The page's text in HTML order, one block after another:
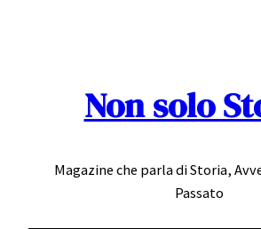
Non solo
Magazine che parla di Storia,
Passato